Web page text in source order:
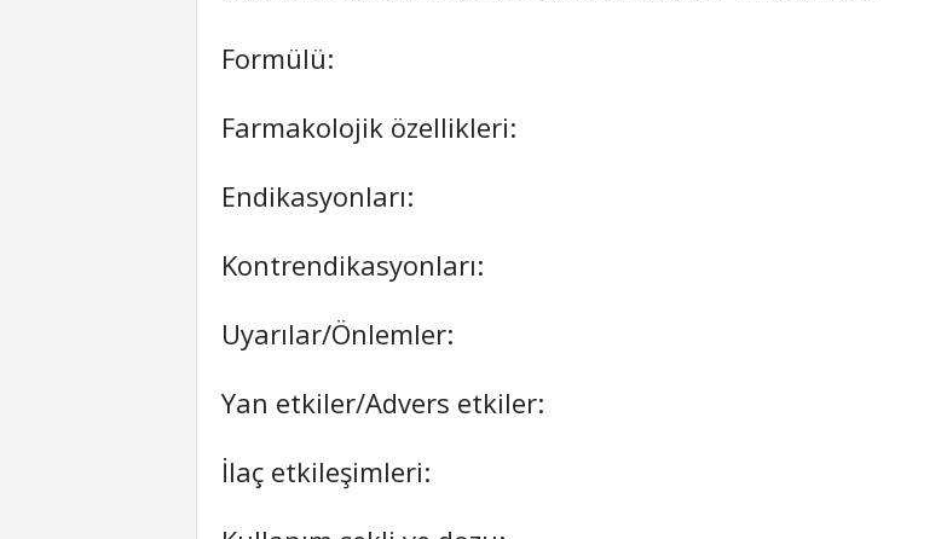
Formülü:
Farmakolojik özellikleri:
Endikasyonları:
Kontrendikasyonları:
Uyarılar/Önlemler:
Yan etkiler/Advers etkiler:
İlaç etkileşimleri: